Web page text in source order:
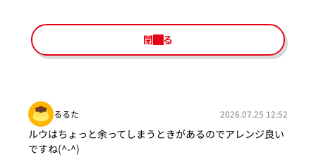
閉じる
るるた 2026.07.25 12:52
ルウはちょっと余ってしまうときがあるのでアレンジ良い
ですね(^-^)